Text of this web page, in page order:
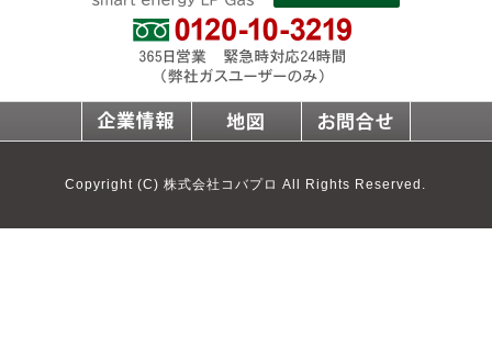
Copyright (C) 株式会社コバプロ All Rights Reserved.